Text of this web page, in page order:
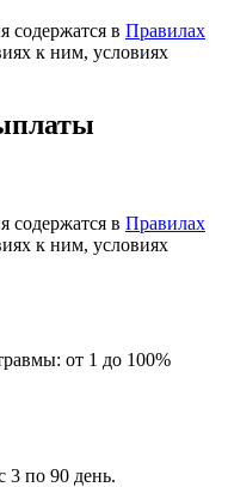
содержатся в Правилах
к ним, условиях
содержатся в Правилах
к ним, условиях
от 1 до 100%
3 по 90 день.